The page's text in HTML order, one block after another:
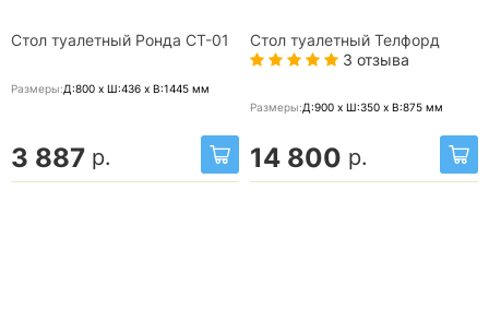
Стол туалетный Ронда СТ-01
Размеры:Д:800 x Ш:436 x В:1445 мм
3 887 р.
Стол туалетный Телфорд
3 отзыва
Размеры:Д:900 x Ш:350 x В:875 мм
14 800 р.